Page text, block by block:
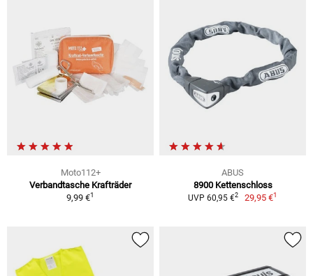
Moto112+
Verbandtasche Krafträder
9,99 €1
ABUS
8900 Kettenschloss
UVP 60,95 €2 29,95 €1